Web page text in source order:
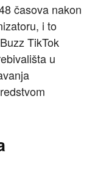
časova nakon
i to
TikTok
u